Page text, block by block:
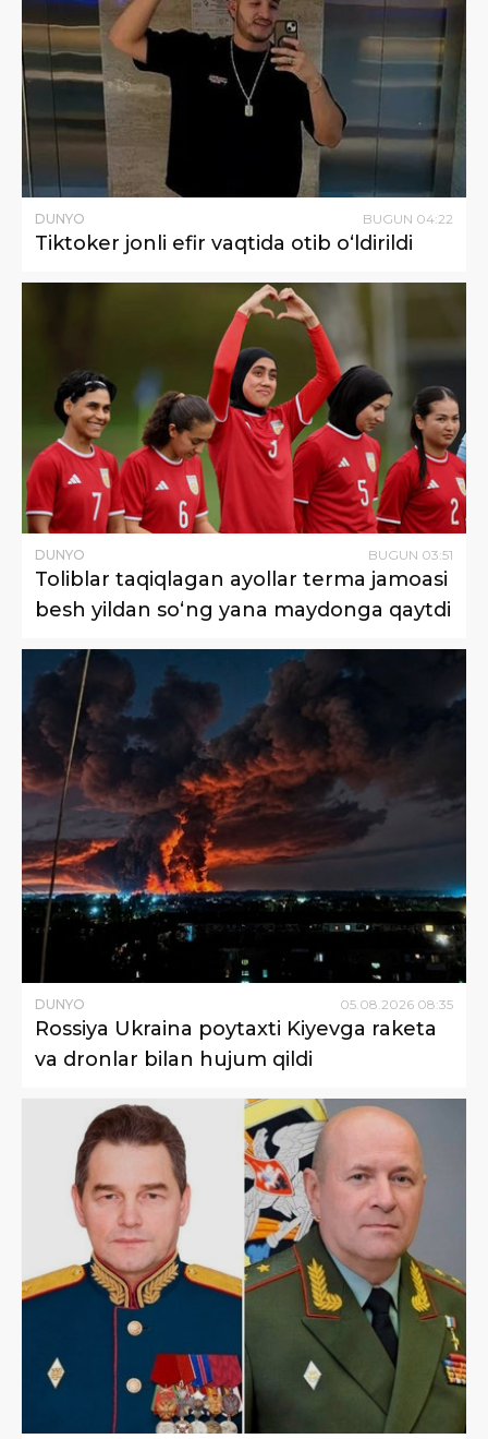
DUNYO BUGUN 04:22
Tiktoker jonli efir vaqtida otib o‘ldirildi
DUNYO BUGUN 03:51
Toliblar taqiqlagan ayollar terma jamoasi
besh yildan so‘ng yana maydonga qaytdi
DUNYO 05 08 2026 08:35
Rossiya Ukraina poytaxti Kiyevga raketa
va dronlar bilan hujum qildi